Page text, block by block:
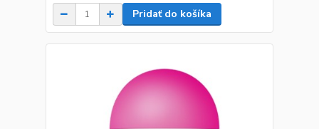
Pridať do košíka